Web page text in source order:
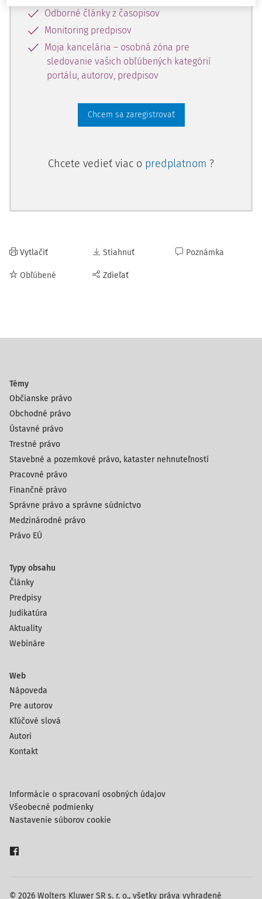
Odborné články z časopisov
Monitoring predpisov
Moja kancelária – osobná zóna pre
sledovanie vašich obľúbených kategórií
portálu, autorov, predpisov
Chcem sa zaregistrovať
Chcete vedieť viac o predplatnom ?
Vytlačiť
Obľúbené
Stiahnuť
Zdieľať
Poznámka
Témy
Občianske právo
Obchodné právo
Ústavné právo
Trestné právo
Stavebné a pozemkové právo, kataster nehnuteľností
Pracovné právo
Finančné právo
Správne právo a správne súdnictvo
Medzinárodné právo
Právo EÚ
Typy obsahu
Články
Predpisy
Judikatúra
Aktuality
Webináre
Web
Nápoveda
Pre autorov
Kľúčové slová
Autori
Kontakt
© 2026 Wolters Kluwer SR s. r. o., všetky práva vyhradené
Informácie o spracovaní osobných údajov
Všeobecné podmienky
Nastavenie súborov cookie